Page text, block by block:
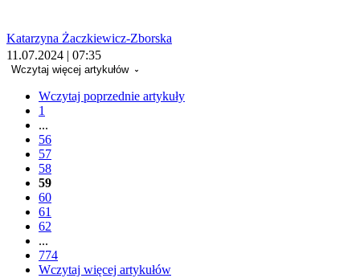
Katarzyna Żaczkiewicz-Zborska
11.07.2024 | 07:35
Wczytaj więcej artykułów
Wczytaj poprzednie artykuły
1
...
56
57
58
59
60
61
62
...
774
Wczytaj więcej artykułów